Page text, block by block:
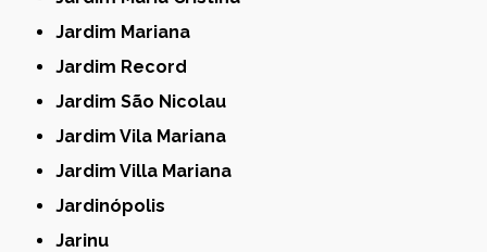
Jardim Mariana
Jardim Record
Jardim São Nicolau
Jardim Vila Mariana
Jardim Villa Mariana
Jardinópolis
Jarinu